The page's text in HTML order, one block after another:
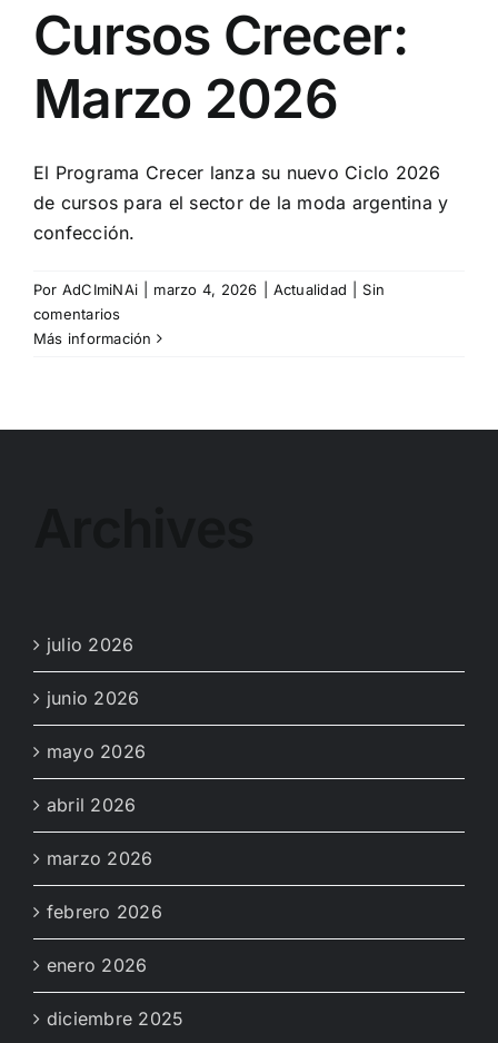
Cursos Crecer:
Marzo 2026
El Programa Crecer lanza su nuevo Ciclo 2026
de cursos para el sector de la moda argentina y
confección.
Por AdCImiNAi marzo 4, 2026 Actualidad
Sin
comentarios
Más información
julio 2026
junio 2026
mayo 2026
abril 2026
marzo 2026
febrero 2026
enero 2026
diciembre 2025